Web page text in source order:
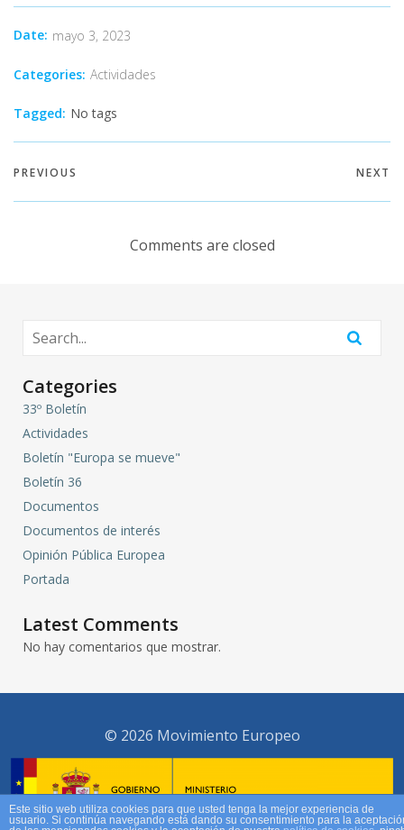
Date: mayo 3, 2023
Categories: Actividades
Tagged: No tags
PREVIOUS NEXT
Comments are closed
Categories
33º Boletín
Actividades
Boletín "Europa se mueve"
Boletín 36
Documentos
Documentos de interés
Opinión Pública Europea
Portada
Latest Comments
No hay comentarios que mostrar.
© 2026 Movimiento Europeo
Este sitio web utiliza cookies para que usted tenga la mejor experiencia de
usuario. Si continúa navegando está dando su consentimiento para la